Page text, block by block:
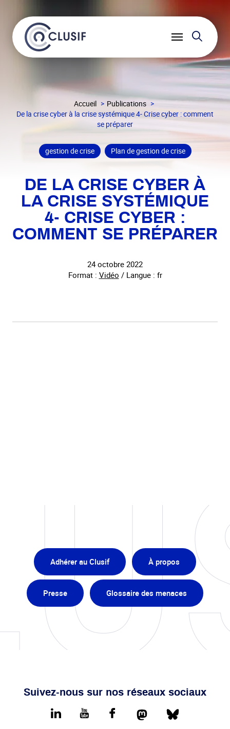
Ouvrir
Accueil
Publications
De la crise cyber à la crise systémique 4- Crise cyber : comment
se préparer
gestion de crise Plan de gestion de crise
DE LA CRISE CYBER À
LA CRISE SYSTÉMIQUE
4- CRISE CYBER :
COMMENT SE PRÉPARER
24 octobre 2022
Format : Vidéo / Langue : fr
Adhérer au Clusif À propos
Presse Glossaire des menaces
Suivez-nous sur nos réseaux sociaux
LinkedIn youtube FacebookMastodonBluesky